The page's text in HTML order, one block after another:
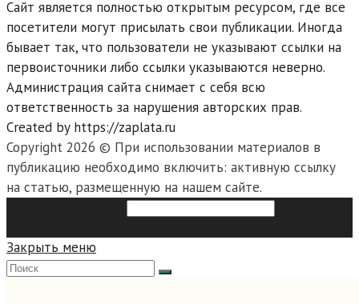
Сайт является полностью открытым ресурсом, где все
посетители могут присылать свои публикации. Иногда
бывает так, что пользователи не указывают ссылки на
первоисточники либо ссылки указываются неверно.
Администрация сайта снимает с себя всю
ответственность за нарушения авторских прав.
Created by https://zaplata.ru
Copyright 2026 © При использовании материалов в
публикацию необходимо включить: активную ссылку
на статью, размещенную на нашем сайте.
Закрыть меню